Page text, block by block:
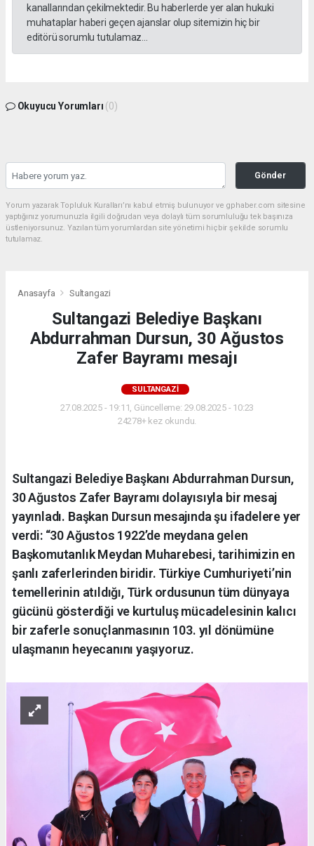
kanallarından çekilmektedir. Bu haberlerde yer alan hukuki
muhataplar haberi geçen ajanslar olup sitemizin hiç bir
editörü sorumlu tutulamaz...
Okuyucu Yorumları (0)
Gönder
Yorum yazarak Topluluk Kuralları’nı kabul etmiş bulunuyor ve gphaber.com sitesine
yaptığınız yorumunuzla ilgili doğrudan veya dolaylı tüm sorumluluğu tek başınıza
üstleniyorsunuz. Yazılan tüm yorumlardan site yönetimi hiçbir şekilde sorumlu
tutulamaz.
Anasayfa Sultangazi
Sultangazi Belediye Başkanı
Abdurrahman Dursun, 30 Ağustos
Zafer Bayramı mesajı
SULTANGAZI
27.08.2025 - 19:11, Güncelleme: 29.08.2025 - 10:23
24278+ kez okundu.
Sultangazi Belediye Başkanı Abdurrahman Dursun,
30 Ağustos Zafer Bayramı dolayısıyla bir mesaj
yayınladı. Başkan Dursun mesajında şu ifadelere yer
verdi: “30 Ağustos 1922’de meydana gelen
Başkomutanlık Meydan Muharebesi, tarihimizin en
şanlı zaferlerinden biridir. Türkiye Cumhuriyeti’nin
temellerinin atıldığı, Türk ordusunun tüm dünyaya
gücünü gösterdiği ve kurtuluş mücadelesinin kalıcı
bir zaferle sonuçlanmasının 103. yıl dönümüne
ulaşmanın heyecanını yaşıyoruz.